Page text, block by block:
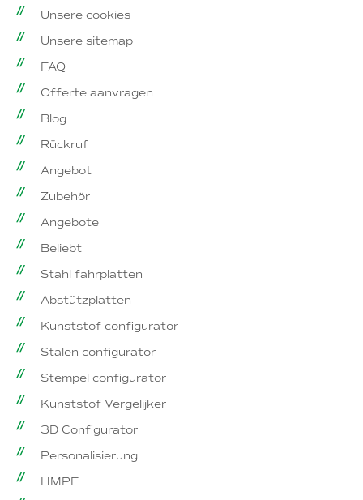
Unsere cookies
Unsere sitemap
FAQ
Offerte aanvragen
Blog
Rückruf
Angebot
Zubehör
Angebote
Beliebt
Stahl fahrplatten
Abstützplatten
Kunststof configurator
Stalen configurator
Stempel configurator
Kunststof Vergelijker
3D Configurator
Personalisierung
HMPE